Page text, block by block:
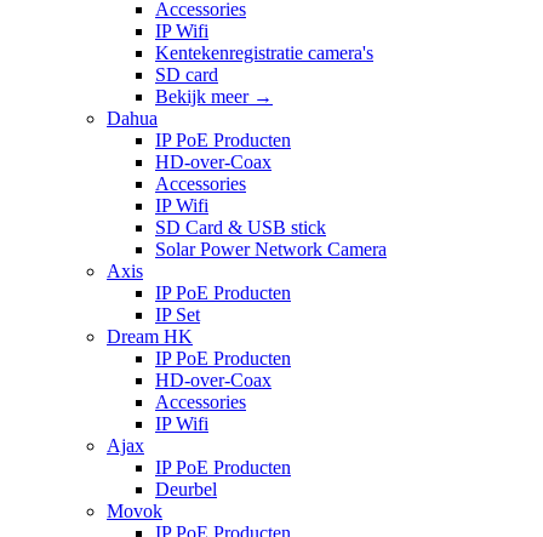
Accessories
IP Wifi
Kentekenregistratie camera's
SD card
Bekijk meer →
Dahua
IP PoE Producten
HD-over-Coax
Accessories
IP Wifi
SD Card & USB stick
Solar Power Network Camera
Axis
IP PoE Producten
IP Set
Dream HK
IP PoE Producten
HD-over-Coax
Accessories
IP Wifi
Ajax
IP PoE Producten
Deurbel
Movok
IP PoE Producten